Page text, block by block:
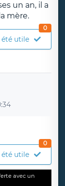
un an, il a
mère.
été utile
0
été utile
0
avec un